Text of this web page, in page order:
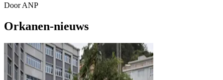
DoorANP
Orkanen-nieuws